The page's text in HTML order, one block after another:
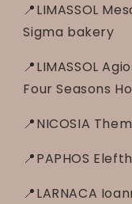
📍LIMASSOL
Sigma bakery
📍LIMASSOL
Four Seasons
📍NICOSIA
📍PAPHOS
📍LARNACA